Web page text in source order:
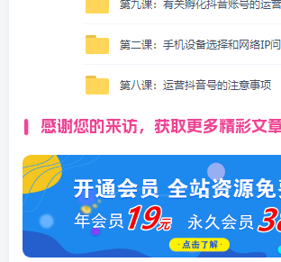
感谢您的来访，获取更多精彩文